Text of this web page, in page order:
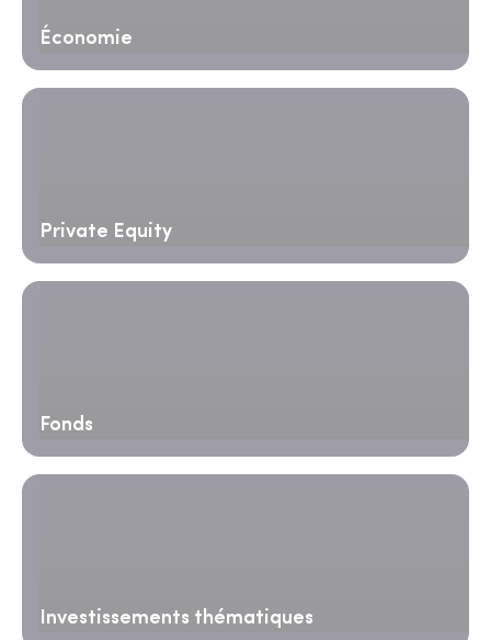
Économie
Private Equity
Fonds
Investissements thématiques